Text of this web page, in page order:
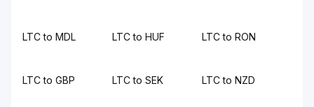
LTC to MDL LTC to HUF LTC to RON
LTC to GBP LTC to SEK LTC to NZD